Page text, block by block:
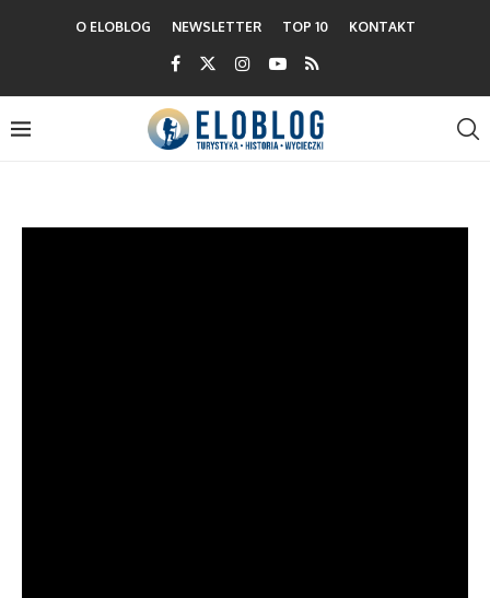
O ELOBLOG NEWSLETTER TOP 10 KONTAKT